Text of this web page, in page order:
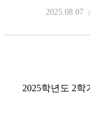
2025.08.07
2025학년도 2학